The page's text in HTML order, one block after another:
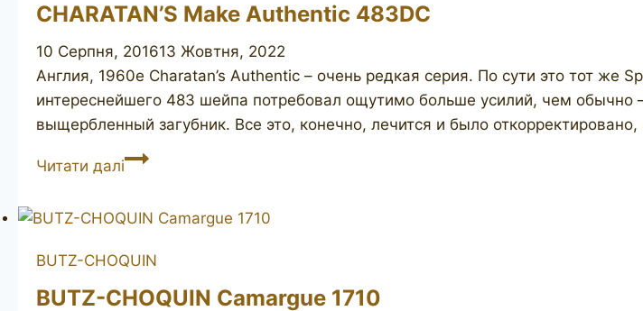
CHARATAN’S Make Authentic 483DC
10 Серпня, 201613 Жовтня, 2022
Англия, 1960е Charatan’s Authentic – очень редкая серия. По сути это тот же
интереснейшего 483 шейпа потребовал ощутимо больше усилий, чем
выщербленный загубник. Все это, конечно, лечится и было
Читати даліCHARATAN’S
483DC
BUTZ-CHOQUIN
BUTZ-CHOQUIN Camargue 1710